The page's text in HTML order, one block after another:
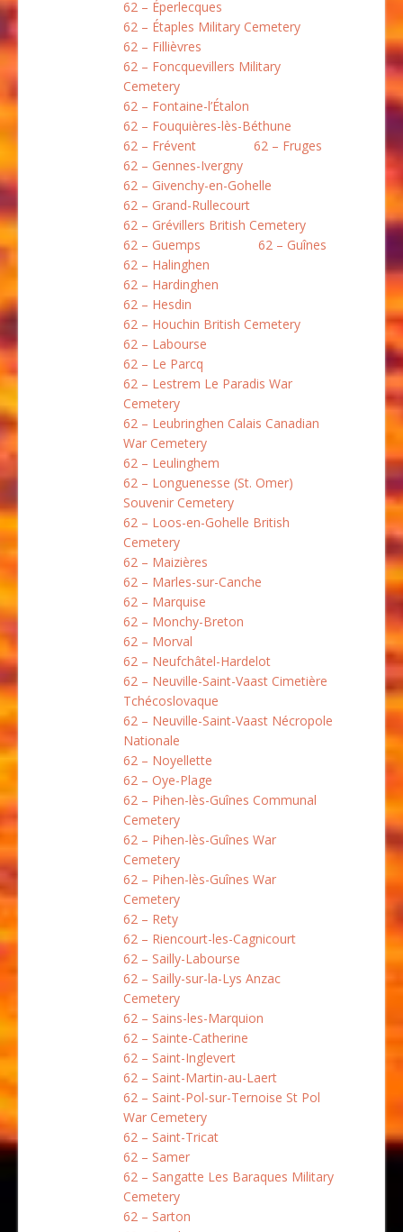
62 – Éperlecques
62 – Étaples Military Cemetery
62 – Fillièvres
62 – Foncquevillers Military
Cemetery
62 – Fontaine-l’Étalon
62 – Fouquières-lès-Béthune
62 – Frévent
62 – Fruges
62 – Gennes-Ivergny
62 – Givenchy-en-Gohelle
62 – Grand-Rullecourt
62 – Grévillers British Cemetery
62 – Guemps
62 – Guînes
62 – Halinghen
62 – Hardinghen
62 – Hesdin
62 – Houchin British Cemetery
62 – Labourse
62 – Le Parcq
62 – Lestrem Le Paradis War
Cemetery
62 – Leubringhen Calais Canadian
War Cemetery
62 – Leulinghem
62 – Longuenesse (St. Omer)
Souvenir Cemetery
62 – Loos-en-Gohelle British
Cemetery
62 – Maizières
62 – Marles-sur-Canche
62 – Marquise
62 – Monchy-Breton
62 – Morval
62 – Neufchâtel-Hardelot
62 – Neuville-Saint-Vaast Cimetière
Tchécoslovaque
62 – Neuville-Saint-Vaast Nécropole
Nationale
62 – Noyellette
62 – Oye-Plage
62 – Pihen-lès-Guînes Communal
Cemetery
62 – Pihen-lès-Guînes War
Cemetery
62 – Pihen-lès-Guînes War
Cemetery
62 – Rety
62 – Riencourt-les-Cagnicourt
62 – Sailly-Labourse
62 – Sailly-sur-la-Lys Anzac
Cemetery
62 – Sains-les-Marquion
62 – Sainte-Catherine
62 – Saint-Inglevert
62 – Saint-Martin-au-Laert
62 – Saint-Pol-sur-Ternoise St Pol
War Cemetery
62 – Saint-Tricat
62 – Samer
62 – Sangatte Les Baraques Military
Cemetery
62 – Sarton